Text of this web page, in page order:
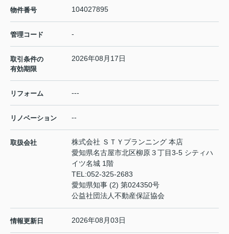
物件番号 104027895
管理コード -
取引条件の
有効期限
2026年08月17日
リフォーム ---
リノベーション --
取扱会社
株式会社 ＳＴＹプランニング 本店
愛知県名古屋市北区柳原３丁目3-5 シティハ
イツ名城 1階
TEL:052-325-2683
愛知県知事 (2) 第024350号
公益社団法人不動産保証協会
情報更新日 2026年08月03日